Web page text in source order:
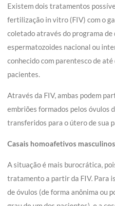
Existem dois tratamentos
fertilização in vitro (FIV) com o
coletado através do programa de
espermatozoides nacional ou
conhecido com parentesco de
pacientes.
Através da FIV, ambas podem
embriões formados pelos óvulos
transferidos para o útero de sua
Casais homoafetivos masculinos
A situação é mais burocrática,
tratamento a partir da FIV. Para
de óvulos (de forma anônima ou